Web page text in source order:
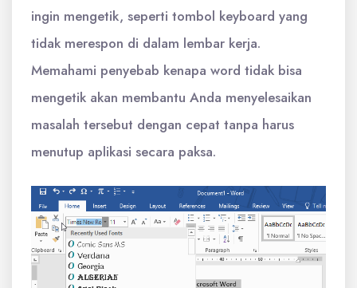
ingin mengetik, seperti tombol keyboard yang
tidak merespon di dalam lembar kerja.
Memahami penyebab kenapa word tidak bisa
mengetik akan membantu Anda menyelesaikan
masalah tersebut dengan cepat tanpa harus
menutup aplikasi secara paksa.